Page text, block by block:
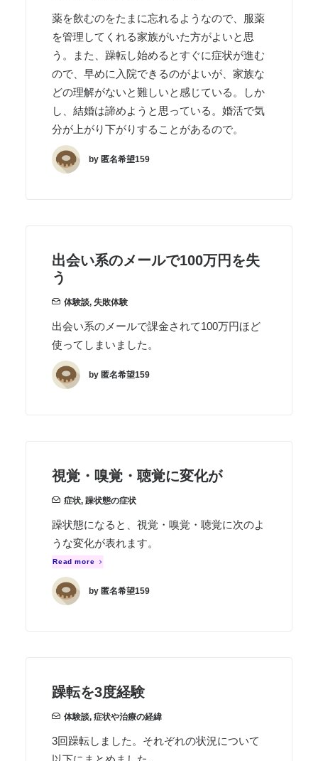
薬を飲むのをたまに忘れるようなので、服薬
を管理してくれる家族がいた方がよいと思
う。また、躁転し始めるとすぐに症状が進む
ので、早めに入院できるのがよいが、家族な
どの理解がないと難しいと感じている。しか
し、結婚は諦めようと思っている。婚活で気
分が上がり下がりすることがあるので。
by 匿名希望159
出会い系のメールで100万円を失
う
体験談, 失敗体験
出会い系のメールで課金されて100万円ほど
使ってしまいました。
by 匿名希望159
視覚・嗅覚・聴覚に変化が
症状, 躁状態の症状
躁状態になると、視覚・嗅覚・聴覚に次のよ
うな変化が表れます。
Read more
by 匿名希望159
躁転を3度経験
体験談, 症状や治療の経緯
3回躁転しました。それぞれの状況について